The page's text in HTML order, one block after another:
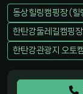
동상힐링캠핑장 (힐
한탄강둘레길캠핑장
한탄강관광지 오토